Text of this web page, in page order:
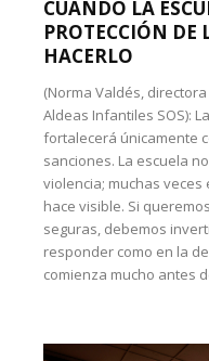
CUANDO LA
PROTECCIÓN DE
HACERLO
(Norma Valdés,
Aldeas Infantiles SOS):
fortalecerá únicamente
sanciones. La escuela
violencia; muchas
hace visible. Si
seguras, debemos
responder como en la
comienza mucho antes